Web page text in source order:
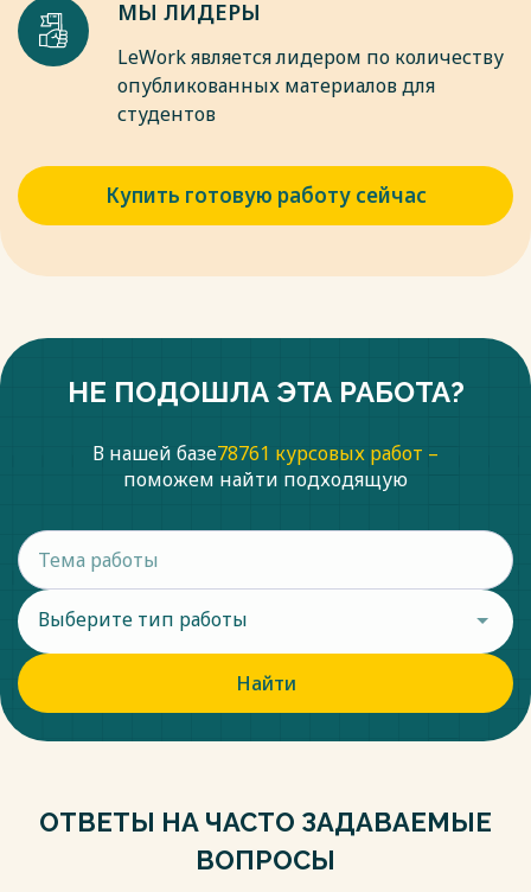
МЫ ЛИДЕРЫ
LeWork является лидером по количеству
опубликованных материалов для
студентов
Купить готовую работу сейчас
НЕ ПОДОШЛА ЭТА РАБОТА?
В нашей базе78761 курсовых работ –
поможем найти подходящую
Выберите тип работы
Найти
ОТВЕТЫ НА ЧАСТО ЗАДАВАЕМЫЕ
ВОПРОСЫ